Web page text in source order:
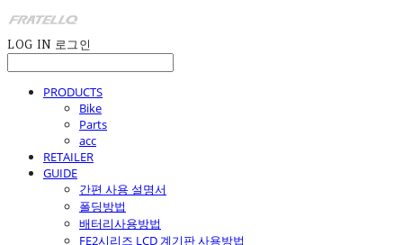
LOG IN 로그인
PRODUCTS
Bike
Parts
acc
RETAILER
GUIDE
간편 사용 설명서
폴딩방법
배터리사용방법
FE2시리즈 LCD 계기판 사용방법